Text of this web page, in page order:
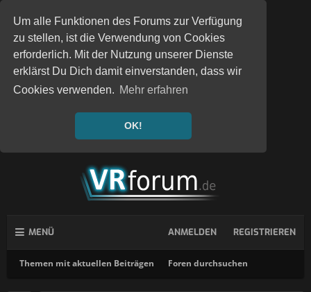
Um alle Funktionen des Forums zur Verfügung
zu stellen, ist die Verwendung von Cookies
erforderlich. Mit der Nutzung unserer Dienste
erklärst Du Dich damit einverstanden, dass wir
Cookies verwenden. Mehr erfahren
OK!
MENÜ
Themen mit aktuellen Beiträgen Foren durchsuchen
ANMELDEN REGISTRIEREN